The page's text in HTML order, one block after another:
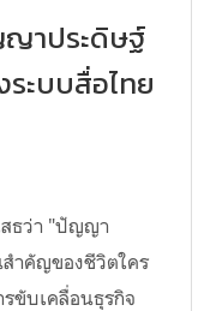
าประดิษฐ์
ะบบสื่อไทย
สธว่า "ปัญญา
ำคัญของชีวิตใคร
ขับเคลื่อนธุรกิจ